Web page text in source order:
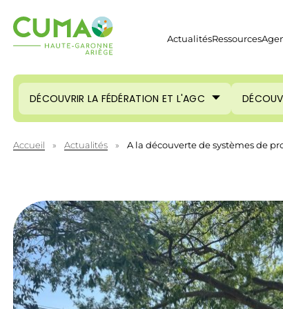
ActualitésRessources
DÉCOUVRIR LA FÉDÉRATION ET L'AGC
Accueil » Actualités » A la découverte de systèmes de